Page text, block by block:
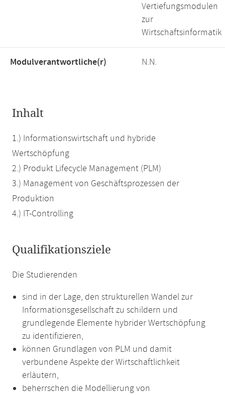
Vertiefungsmodulen
zur
Wirtschaftsinformatik
Modulverantwortliche(r) N.N.
Inhalt
1.) Informationswirtschaft und hybride
Wertschöpfung
2.) Produkt Lifecycle Management (PLM)
3.) Management von Geschäftsprozessen der
Produktion
4.) IT-Controlling
Qualifikationsziele
Die Studierenden
sind in der Lage, den strukturellen Wandel zur
Informationsgesellschaft zu schildern und
grundlegende Elemente hybrider Wertschöpfung
zu identifizieren,
können Grundlagen von PLM und damit
verbundene Aspekte der Wirtschaftlichkeit
erläutern,
beherrschen die Modellierung von